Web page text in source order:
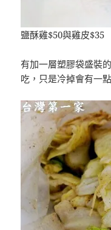
鹽酥雞$50與雞皮$35
有加一層塑膠袋盛裝
吃，只是冷掉會有一